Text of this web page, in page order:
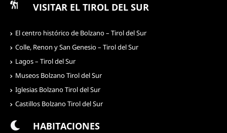
VISITAR EL TIROL DEL SUR
El centro histórico de Bolzano – Tirol del Sur
Colle, Renon y San Genesio – Tirol del Sur
Lagos – Tirol del Sur
Museos Bolzano Tirol del Sur
Iglesias Bolzano Tirol del Sur
Castillos Bolzano Tirol del Sur
HABITACIONES